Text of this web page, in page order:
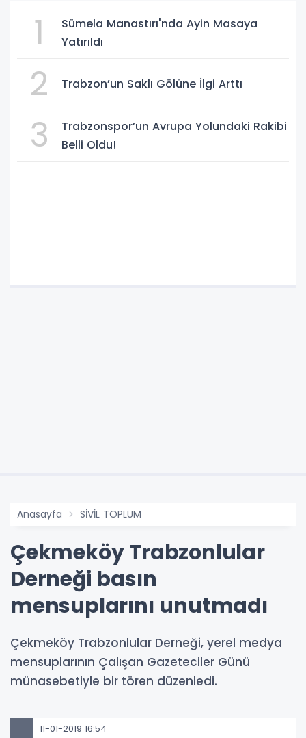
1
Sümela Manastırı'nda Ayin Masaya
Yatırıldı
2 Trabzon’un Saklı Gölüne İlgi Arttı
3
Trabzonspor’un Avrupa Yolundaki Rakibi
Belli Oldu!
Anasayfa SİVİL TOPLUM
Çekmeköy Trabzonlular
Derneği basın
mensuplarını unutmadı
Çekmeköy Trabzonlular Derneği, yerel medya
mensuplarının Çalışan Gazeteciler Günü
münasebetiyle bir tören düzenledi.
11-01-2019 16:54